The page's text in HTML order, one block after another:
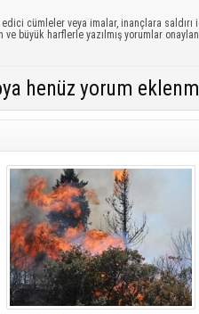
cümleler veya imalar, inançlara saldırı
büyük harflerle yazılmış yorumlar
henüz yorum